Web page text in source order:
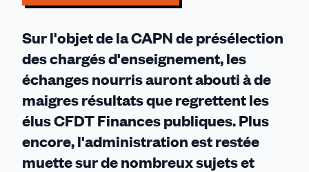
des
chargés
d'enseignement
Sur l'objet de la CAPN de présélection
des chargés d'enseignement, les
échanges nourris auront abouti à de
maigres résultats que regrettent les
élus CFDT Finances publiques. Plus
encore, l'administration est restée
muette sur de nombreux sujets et